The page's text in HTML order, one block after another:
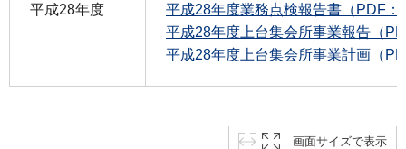
平成28年度
平成28年度業務点検報告書（PDF：
平成28年度上台集会所事業報告（
平成28年度上台集会所事業計画（
画面サイズで表示